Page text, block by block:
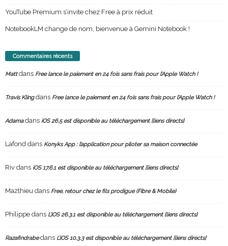
YouTube Premium s’invite chez Free à prix réduit
NotebookLM change de nom, bienvenue à Gemini Notebook !
Commentaires récents
Mattdans Free lance le paiement en 24 fois sans frais pour l’Apple Watch !
Travis Klingdans Free lance le paiement en 24 fois sans frais pour l’Apple Watch !
Adamadans iOS 26.5 est disponible au téléchargement [liens directs]
Lafond dans Konyks App : l’application pour piloter sa maison connectée
Riv dans iOS 17.6.1 est disponible au téléchargement [liens directs]
Ma2thieu dans Free, retour chez le fils prodigue (Fibre & Mobile)
Philippe dans L’iOS 26.3.1 est disponible au téléchargement [liens directs]
Razafindrabedans L’iOS 10.3.3 est disponible au téléchargement [liens directs]